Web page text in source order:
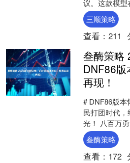
议。这款模
索、目标检测
准测试中，全
三顺策略
查看： 211
叁酶策略
DNF86
再现！
# DNF86版本
民打团时代
光！ 八百万
坚战的号角至
DNF历史上的
叁酶策略
查看： 172